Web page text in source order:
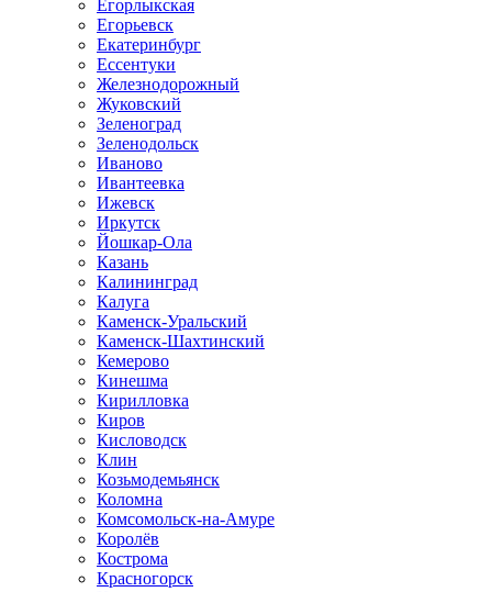
Егорлыкская
Егорьевск
Екатеринбург
Ессентуки
Железнодорожный
Жуковский
Зеленоград
Зеленодольск
Иваново
Ивантеевка
Ижевск
Иркутск
Йошкар-Ола
Казань
Калининград
Калуга
Каменск-Уральский
Каменск-Шахтинский
Кемерово
Кинешма
Кирилловка
Киров
Кисловодск
Клин
Козьмодемьянск
Коломна
Комсомольск-на-Амуре
Королёв
Кострома
Красногорск